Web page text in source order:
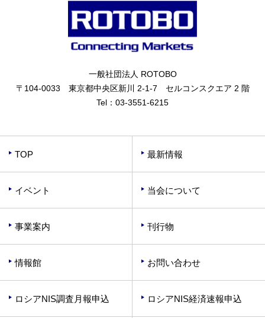
一般社団法人 ROTOBO
〒104-0033 東京都中央区新川 2-1-7 セルコンスクエア 2 階
Tel： 03-3551-6215
TOP 最新情報
イベント 当会について
事業案内 刊行物
情報館 お問い合わせ
ロシアNIS調査月報申込 ロシアNIS経済速報申込